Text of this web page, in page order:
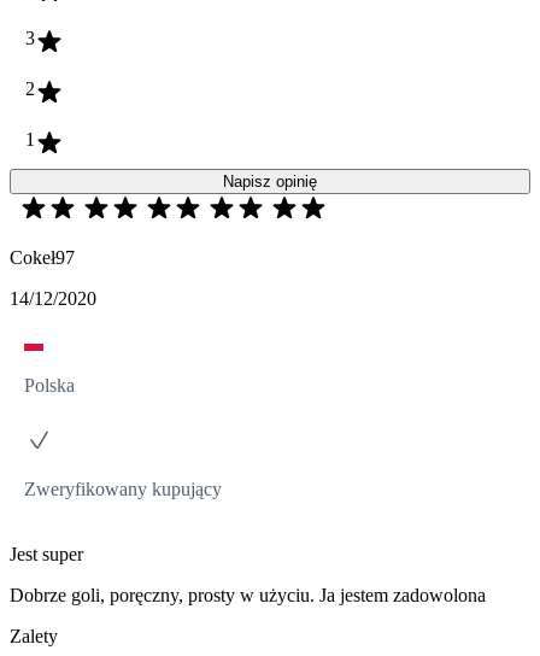
3
2
1
Napisz opinię
Cokeł97
14/12/2020
Polska
Zweryfikowany kupujący
Jest super
Dobrze goli, poręczny, prosty w użyciu. Ja jestem zadowolona
Zalety